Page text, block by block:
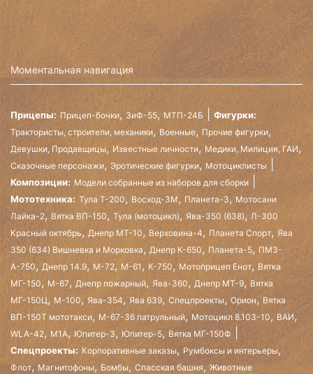
Моментальная навигация
Прицепы: Прицеп-бочки, ЗиФ-55, МТП-24Б Фигурки:
Трактористы, строители, механики, Военные, Прочие фигурки,
Девушки, Продавщицы, Известные личности,Медики, Милиция, ГАИ,
Сказочные персонажи, Эротические фигурки,Мотоциклисты
Композиции: Модели собранные из наборов для сборки
Мототехника: Тула Т-200, Восход-3М, Планета-3,Мотосани
Лайка-2, Вятка ВП-150, Тула (мотоцикл), Ява-350 (638), Л-300
Красный октябрь, Днепр МТ-10, Верховина-4, Планета Спорт, Ява
350 (634) Вишневка и Морковка, Днепр К-650, Планета-5, ПМЗ-
А-750, Днепр 14.9, М-72, М-61 , К-750, Мотоприцеп Енот, Вятка
МГ-150, М-67, Днепр пожарный, Ява-360, Днепр МТ-9, Вятка
МГ-150Ц, М-100, Ява-354, Ява 639, Спецпроекты, Орион, Вятка
ВП-150Т мототакси, М-67-36 патрульный,Мотоцикл 8.103-10, ВАИ,
WLA-42, М1А, Юпитер-3, Юпитер-5, Вятка МГ-150Ф
Спецпроекты: Корпоративные заказы, Румбоксы и интерьеры,
Флот, Магнитофоны, Бомбы, Спасская башня,Животные